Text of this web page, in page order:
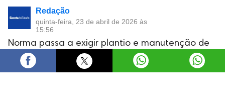
Redação
quinta-feira, 23 de abril de 2026 às
15:56
Norma passa a exigir plantio e manutenção de
mudas por até 24 meses como compensação
ambiental